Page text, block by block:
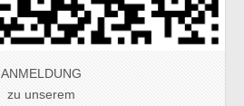
ANMELDUNG
zu unserem